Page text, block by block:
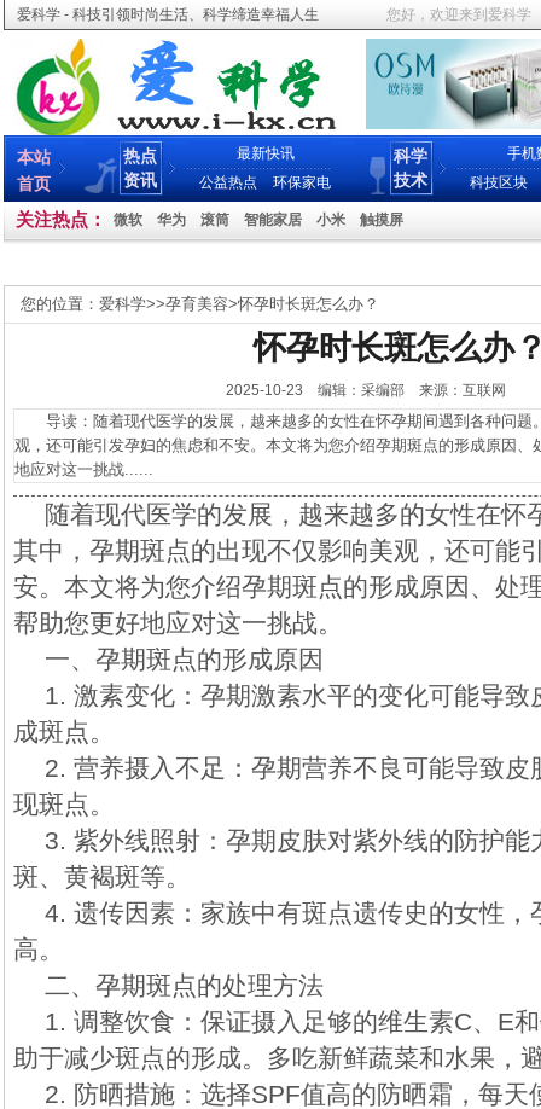
爱科学 - 科技引领时尚生活、科学缔造幸福人生 您好，欢迎来到爱科学
本站
首页
热点
资讯
最新快讯
公益热点
环保家电
科学
技术
手机
科技区块
关注热点： 微软 华为 滚筒 智能家居 小米 触摸屏
您的位置： 爱科学>>孕育美容>怀孕时长斑怎么办？
怀孕时长斑怎么办
2025-10-23 编辑：采编部 来源：互联网
导读：随着现代医学的发展，越来越多的女性在怀孕期间遇到各种问题
观，还可能引发孕妇的焦虑和不安。本文将为您介绍孕期斑点的形成原因
地应对这一挑战......
随着现代医学的发展，越来越多的女性在怀
其中，孕期斑点的出现不仅影响美观，还可能
安。本文将为您介绍孕期斑点的形成原因、处
帮助您更好地应对这一挑战。
一、孕期斑点的形成原因
1. 激素变化：孕期激素水平的变化可能导致
成斑点。
2. 营养摄入不足：孕期营养不良可能导致皮
现斑点。
3. 紫外线照射：孕期皮肤对紫外线的防护能
斑、黄褐斑等。
4. 遗传因素：家族中有斑点遗传史的女性，
高。
二、孕期斑点的处理方法
1. 调整饮食：保证摄入足够的维生素C、E
助于减少斑点的形成。多吃新鲜蔬菜和水果，
2. 防晒措施：选择SPF值高的防晒霜，每天